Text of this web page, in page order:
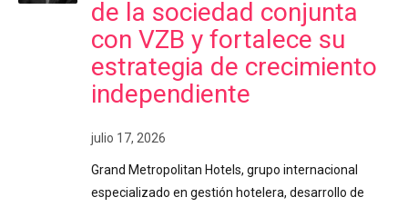
de la sociedad conjunta
con VZB y fortalece su
estrategia de crecimiento
independiente
julio 17, 2026
Grand Metropolitan Hotels, grupo internacional
especializado en gestión hotelera, desarrollo de